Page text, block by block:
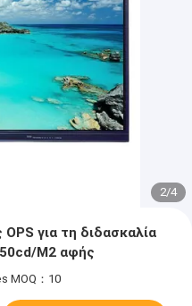
2/4
για τη διδασκαλία
M2 αφής
MOQ：10